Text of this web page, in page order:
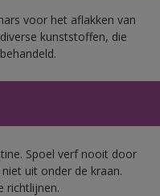
voor het aflakken van
kunststoffen, die
Spoel verf nooit door
uit onder de kraan.
richtlijnen.